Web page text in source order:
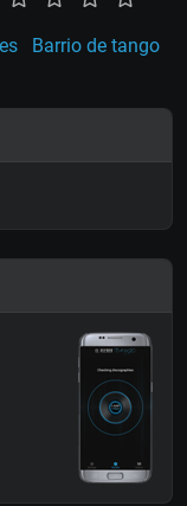
Barrio de tango